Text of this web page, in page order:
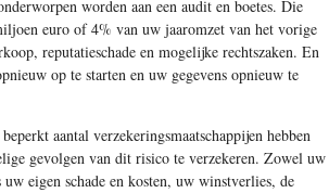
worden aan een audit en boetes. Die
euro of 4% van uw jaaromzet van het vorige
reputatieschade en mogelijke rechtszaken. En
op te starten en uw gegevens opnieuw te
aantal verzekeringsmaatschappijen hebben
gevolgen van dit risico te verzekeren. Zowel uw
eigen schade en kosten, uw winstverlies, de